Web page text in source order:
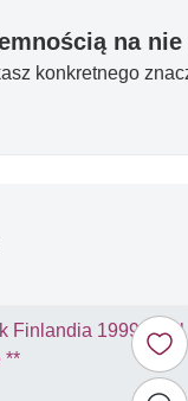
na
konkretnego